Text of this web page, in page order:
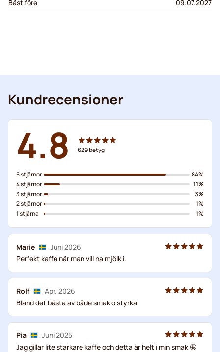
Bäst före
09.07.2027
Kundrecensioner
4.8 629betyg
5 stjärnor
4 stjärnor
3 stjärnor
2 stjärnor
1 stjärna
84%
11%
3%
1%
1%
Marie
Juni 2026
Perfekt kaffe när man vill ha mjölk i.
Rolf
Apr. 2026
Bland det bästa av både smak o styrka
Pia
Juni 2025
Jag gillar lite starkare kaffe och detta är helt i min smak 🤩